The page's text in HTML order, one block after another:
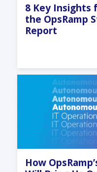
8 Key Insights
the OpsRamp
Report
How